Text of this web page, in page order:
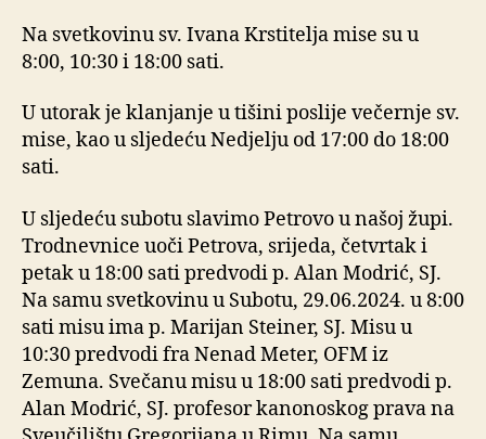
Na svetkovinu sv. Ivana Krstitelja mise su u
8:00, 10:30 i 18:00 sati.
U utorak je klanjanje u tišini poslije večernje sv.
mise, kao u sljedeću Nedjelju od 17:00 do 18:00
sati.
U sljedeću subotu slavimo Petrovo u našoj župi.
Trodnevnice uoči Petrova, srijeda, četvrtak i
petak u 18:00 sati predvodi p. Alan Modrić, SJ.
Na samu svetkovinu u Subotu, 29.06.2024. u 8:00
sati misu ima p. Marijan Steiner, SJ. Misu u
10:30 predvodi fra Nenad Meter, OFM iz
Zemuna. Svečanu misu u 18:00 sati predvodi p.
Alan Modrić, SJ. profesor kanonoskog prava na